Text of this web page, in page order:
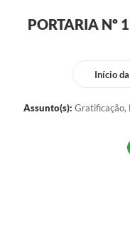
PORTARIA Nº
Início
Assunto(s): Gratificação,